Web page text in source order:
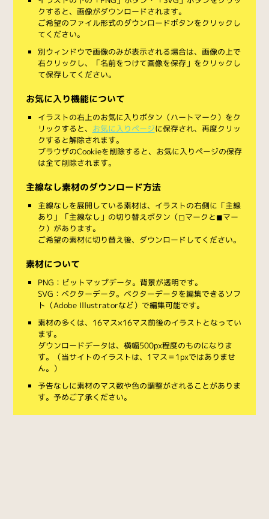
クすると、画像がダウンロードされます。
ご希望のファイル形式のダウンロードボタンをクリックし
てください。
別ウィンドウで画像のみが表示される場合は、画像の上で
右クリックし、「名前をつけて画像を保存」をクリックし
て保存してください。
お気に入り機能について
イラストの右上のお気に入りボタン（ハートマーク）をク
リックすると、 お気に入りページに保存され、再度クリッ
クすると解除されます。
ブラウザのCookieを削除すると、お気に入りページの保存
は全て削除されます。
主線なし素材のダウンロード方法
主線なしを展開している素材は、イラストの右側に「主線
あり」「主線なし」の切り替えボタン（◻︎マークと◼︎マー
ク）があります。
ご希望の素材に切り替え後、ダウンロードしてください。
素材について
PNG：ビットマップデータ。背景が透明です。
SVG：ベクターデータ。ベクターデータを編集できるソフ
ト（Adobe Illustratorなど）で編集可能です。
素材の多くは、16マス×16マス前後のイラストとなってい
ます。
ダウンロードデータは、横幅500px程度のものになりま
す。（当サイトのイラストは、1マス＝1pxではありませ
ん。）
予告なしに素材のマス数や色の調整がされることがありま
す。予めご了承ください。